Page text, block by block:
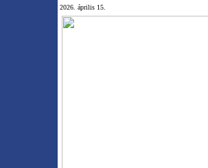
2026. április 15.